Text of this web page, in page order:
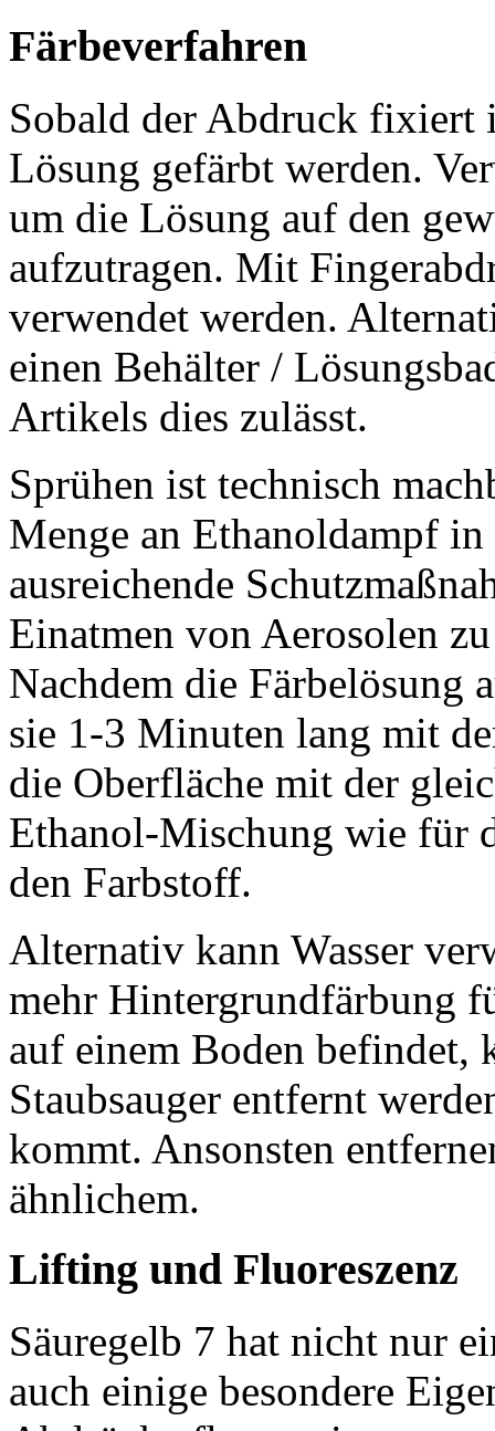
Färbeverfahren
Sobald der Abdruck fixiert
Lösung gefärbt werden.
um die Lösung auf den
aufzutragen. Mit
verwendet werden.
einen Behälter /
Artikels dies zulässt.
Sprühen ist technisch
Menge an Ethanoldampf
ausreichende
Einatmen von Aerosolen
Nachdem die Färbelösung
sie 1-3 Minuten lang mit
die Oberfläche mit der
Ethanol-Mischung wie für
den Farbstoff.
Alternativ kann Wasser
mehr Hintergrundfärbung
auf einem Boden befindet,
Staubsauger entfernt
kommt. Ansonsten
ähnlichem.
Lifting und Fluoreszenz
Säuregelb 7 hat nicht nur
auch einige besondere